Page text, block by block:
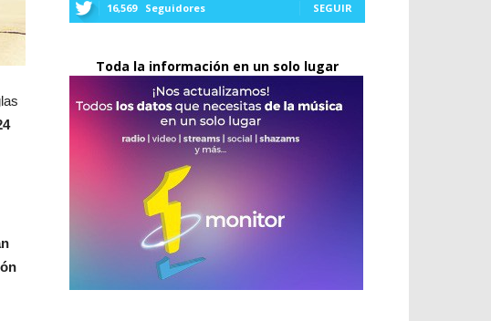
16,569 Seguidores SEGUIR
Toda la información en un solo lugar